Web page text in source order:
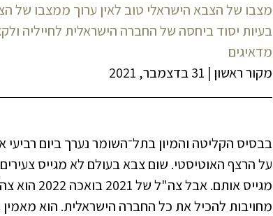
מצבו של הצבא הישראלי טוב לאין ערוך ממצבו של
בעיות יסוד ביחסה של החברה הישראלית לחייליה
מדאיגים
מקור ראשון | 31 בדצמבר, 2021
בבסיס הקליטה והמיון בתל־השומר נערך ביום רביעי
על הרצף האוטיסטי. שום צבא בעולם לא מגייס
מגייס אותם.
מחויבות להכיל את כל החברה הישראלית. הוא